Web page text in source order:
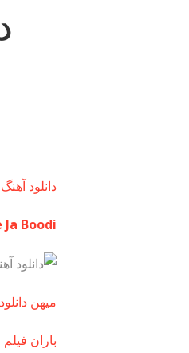
دانلود
Boodi
میهن دانلود
باران فیلم